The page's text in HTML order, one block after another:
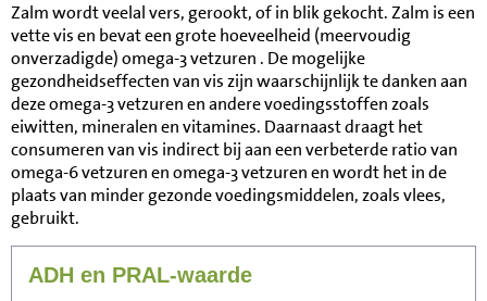
Zalm wordt veelal vers, gerookt, of in blik gekocht. Zalm is een
vette vis en bevat een grote hoeveelheid (meervoudig
onverzadigde) omega-3 vetzuren . De mogelijke
gezondheidseffecten van vis zijn waarschijnlijk te danken aan
deze omega-3 vetzuren en andere voedingsstoffen zoals
eiwitten, mineralen en vitamines. Daarnaast draagt het
consumeren van vis indirect bij aan een verbeterde ratio van
omega-6 vetzuren en omega-3 vetzuren en wordt het in de
plaats van minder gezonde voedingsmiddelen, zoals vlees,
gebruikt.
ADH en PRAL-waarde